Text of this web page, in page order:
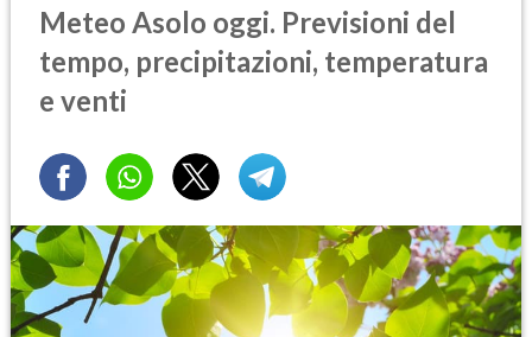
Meteo Asolo oggi. Previsioni del
tempo, precipitazioni, temperatura
e venti